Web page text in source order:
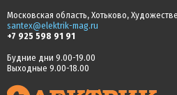
Московская область, Хотьково,
santex@elektrik-mag.ru
+7 925 598 91 91
Будние дни 9.00-19.00
Выходные 9.00-18.00